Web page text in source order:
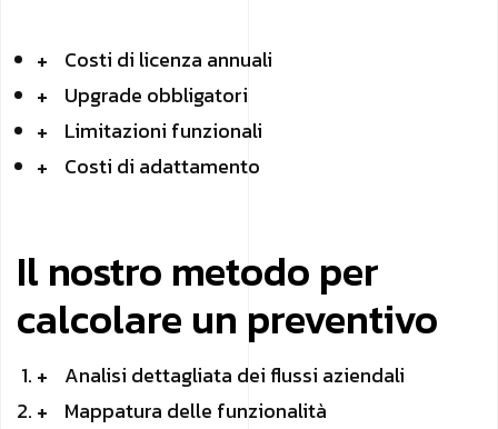
Costi di licenza annuali
Upgrade obbligatori
Limitazioni funzionali
Costi di adattamento
Il nostro metodo per
calcolare un preventivo
Analisi dettagliata dei flussi aziendali
Mappatura delle funzionalità